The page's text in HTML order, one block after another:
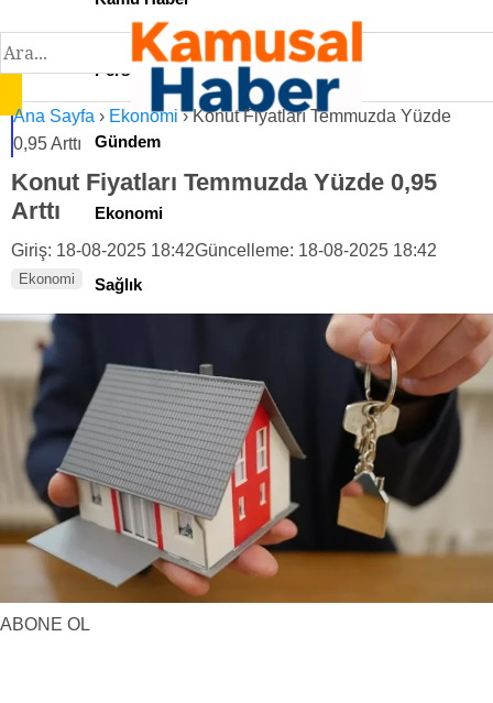
Personel İlan
Gündem
Ekonomi
Sağlık
Spor
Yerel Haberler
Faydalı Bilgiler
Ana Sayfa › Ekonomi›Konut Fiyatları Temmuzda Yüzde
0,95 Arttı
Konut Fiyatları Temmuzda Yüzde 0,95
Arttı
Giriş: 18-08-2025 18:42Güncelleme: 18-08-2025 18:42
Ekonomi
ABONE OL